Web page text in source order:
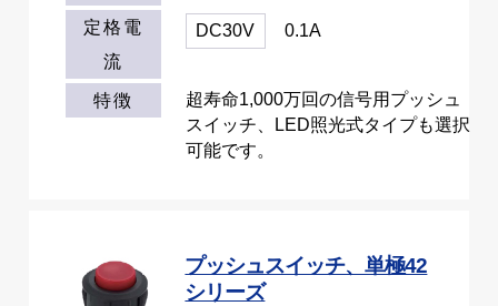
定格電
流
DC30V 0.1A
特徴
超寿命1,000万回の信号用プッシュ
スイッチ、LED照光式タイプも選択
可能です。
プッシュスイッチ、単極42
シリーズ